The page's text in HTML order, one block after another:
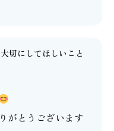
切にしてほしいこと
がとうございます